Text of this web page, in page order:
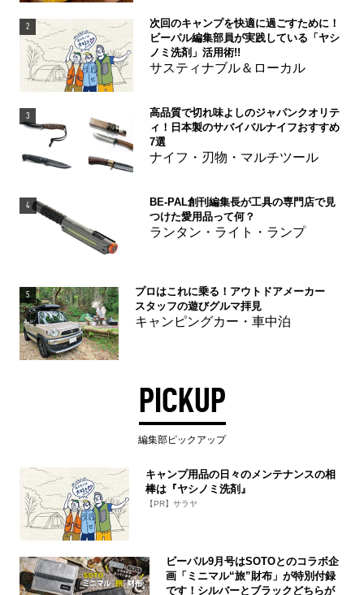
2
次回のキャンプを快適に過ごすために！
ビーパル編集部員が実践している「ヤシ
ノミ洗剤」活用術!!
サスティナブル＆ローカル
3
高品質で切れ味よしのジャパンクオリテ
ィ！日本製のサバイバルナイフおすすめ
7選
ナイフ・刃物・マルチツール
4
BE-PAL創刊編集長が工具の専門店で見
つけた愛用品って何？
ランタン・ライト・ランプ
5
プロはこれに乗る！アウトドアメーカー
スタッフの遊びグルマ拝見
キャンピングカー・車中泊
PICKUP
編集部ピックアップ
キャンプ用品の日々のメンテナンスの相
棒は『ヤシノミ洗剤』
【PR】サラヤ
ビーパル9月号はSOTOとのコラボ企
画「ミニマル“旅”財布」が特別付録
です！シルバーとブラックどちらが